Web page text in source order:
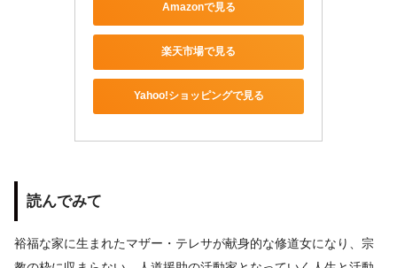
Amazonで見る
楽天市場で見る
Yahoo!ショッピングで見る
読んでみて
裕福な家に生まれたマザー・テレサが献身的な修道女になり、宗